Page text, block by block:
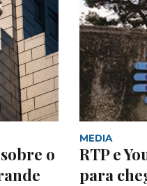
o
MEDIA
RTP e
para